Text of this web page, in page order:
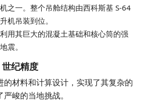
之一。整个吊舱结构由西科斯基 S-64
机吊装到位。
用其巨大的混凝土基础和核心筒的强
震。
纪精度
的材料和计算设计，实现了其复杂的
峻的当地挑战。